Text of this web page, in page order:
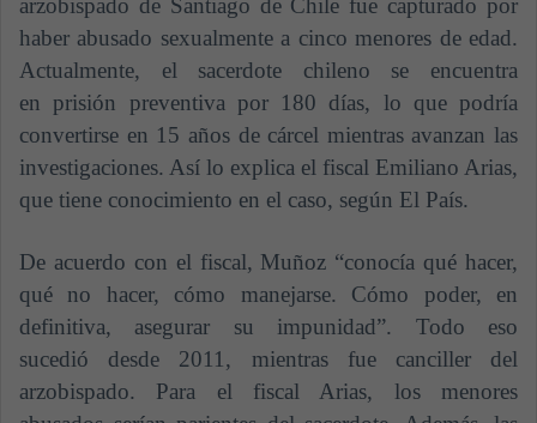
arzobispado de Santiago de Chile fue capturado por
haber abusado sexualmente a cinco menores de edad.
Actualmente, el sacerdote chileno se encuentra
en prisión preventiva por 180 días, lo que podría
convertirse en 15 años de cárcel mientras avanzan las
investigaciones. Así lo explica el fiscal Emiliano Arias,
que tiene conocimiento en el caso, según El País.
De acuerdo con el fiscal, Muñoz “conocía qué hacer,
qué no hacer, cómo manejarse. Cómo poder, en
definitiva, asegurar su impunidad”. Todo eso
sucedió desde 2011, mientras fue canciller del
arzobispado. Para el fiscal Arias, los menores